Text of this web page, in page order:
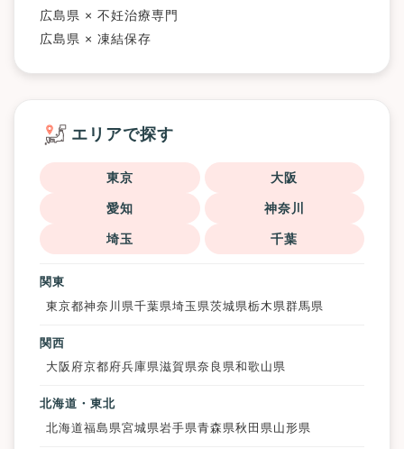
広島県 × 不妊治療専門
広島県 × 凍結保存
エリアで探す
東京 大阪
愛知 神奈川
埼玉 千葉
関東
東京都神奈川県千葉県埼玉県茨城県栃木県群馬県
関西
大阪府京都府兵庫県滋賀県奈良県和歌山県
北海道・東北
北海道福島県宮城県岩手県青森県秋田県 山形県